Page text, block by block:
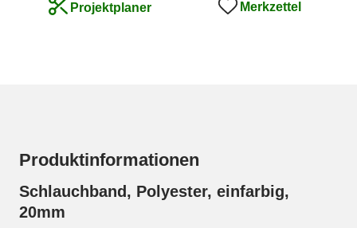
Projektplaner Merkzettel
Produktinformationen
Schlauchband, Polyester, einfarbig,
20mm